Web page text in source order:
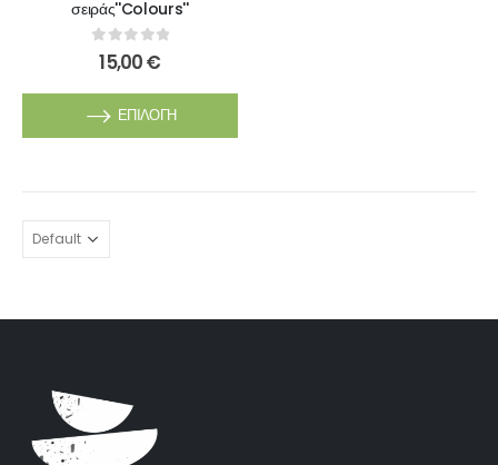
σειράς''Colours''
0out of 5
15,00€
ΕΠΙΛΟΓΉ